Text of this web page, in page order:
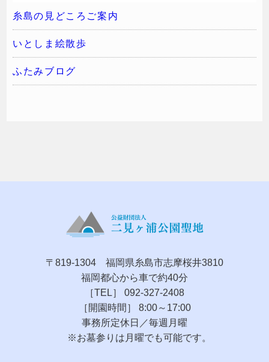
糸島の見どころご案内
いとしま絵散歩
ふたみブログ
〒819-1304 福岡県糸島市志摩桜井3810
福岡都心から車で約40分
［TEL］ 092-327-2408
［開園時間］ 8:00～17:00
事務所定休日／毎週月曜
※お墓参りは月曜でも可能です。